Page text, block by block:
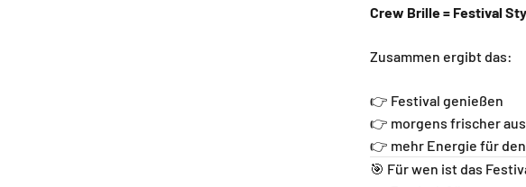
Crew Brille = Festival
Zusammen ergibt das:
👉 Festival genießen
👉 morgens frischer
👉 mehr Energie für
🎯 Für wen ist das